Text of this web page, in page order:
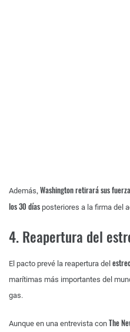
Además, Washington retirará sus
los 30 días posteriores a la firma del
4. Reapertura del
El pacto prevé la reapertura del
marítimas más importantes del
gas.
Aunque en una entrevista con The